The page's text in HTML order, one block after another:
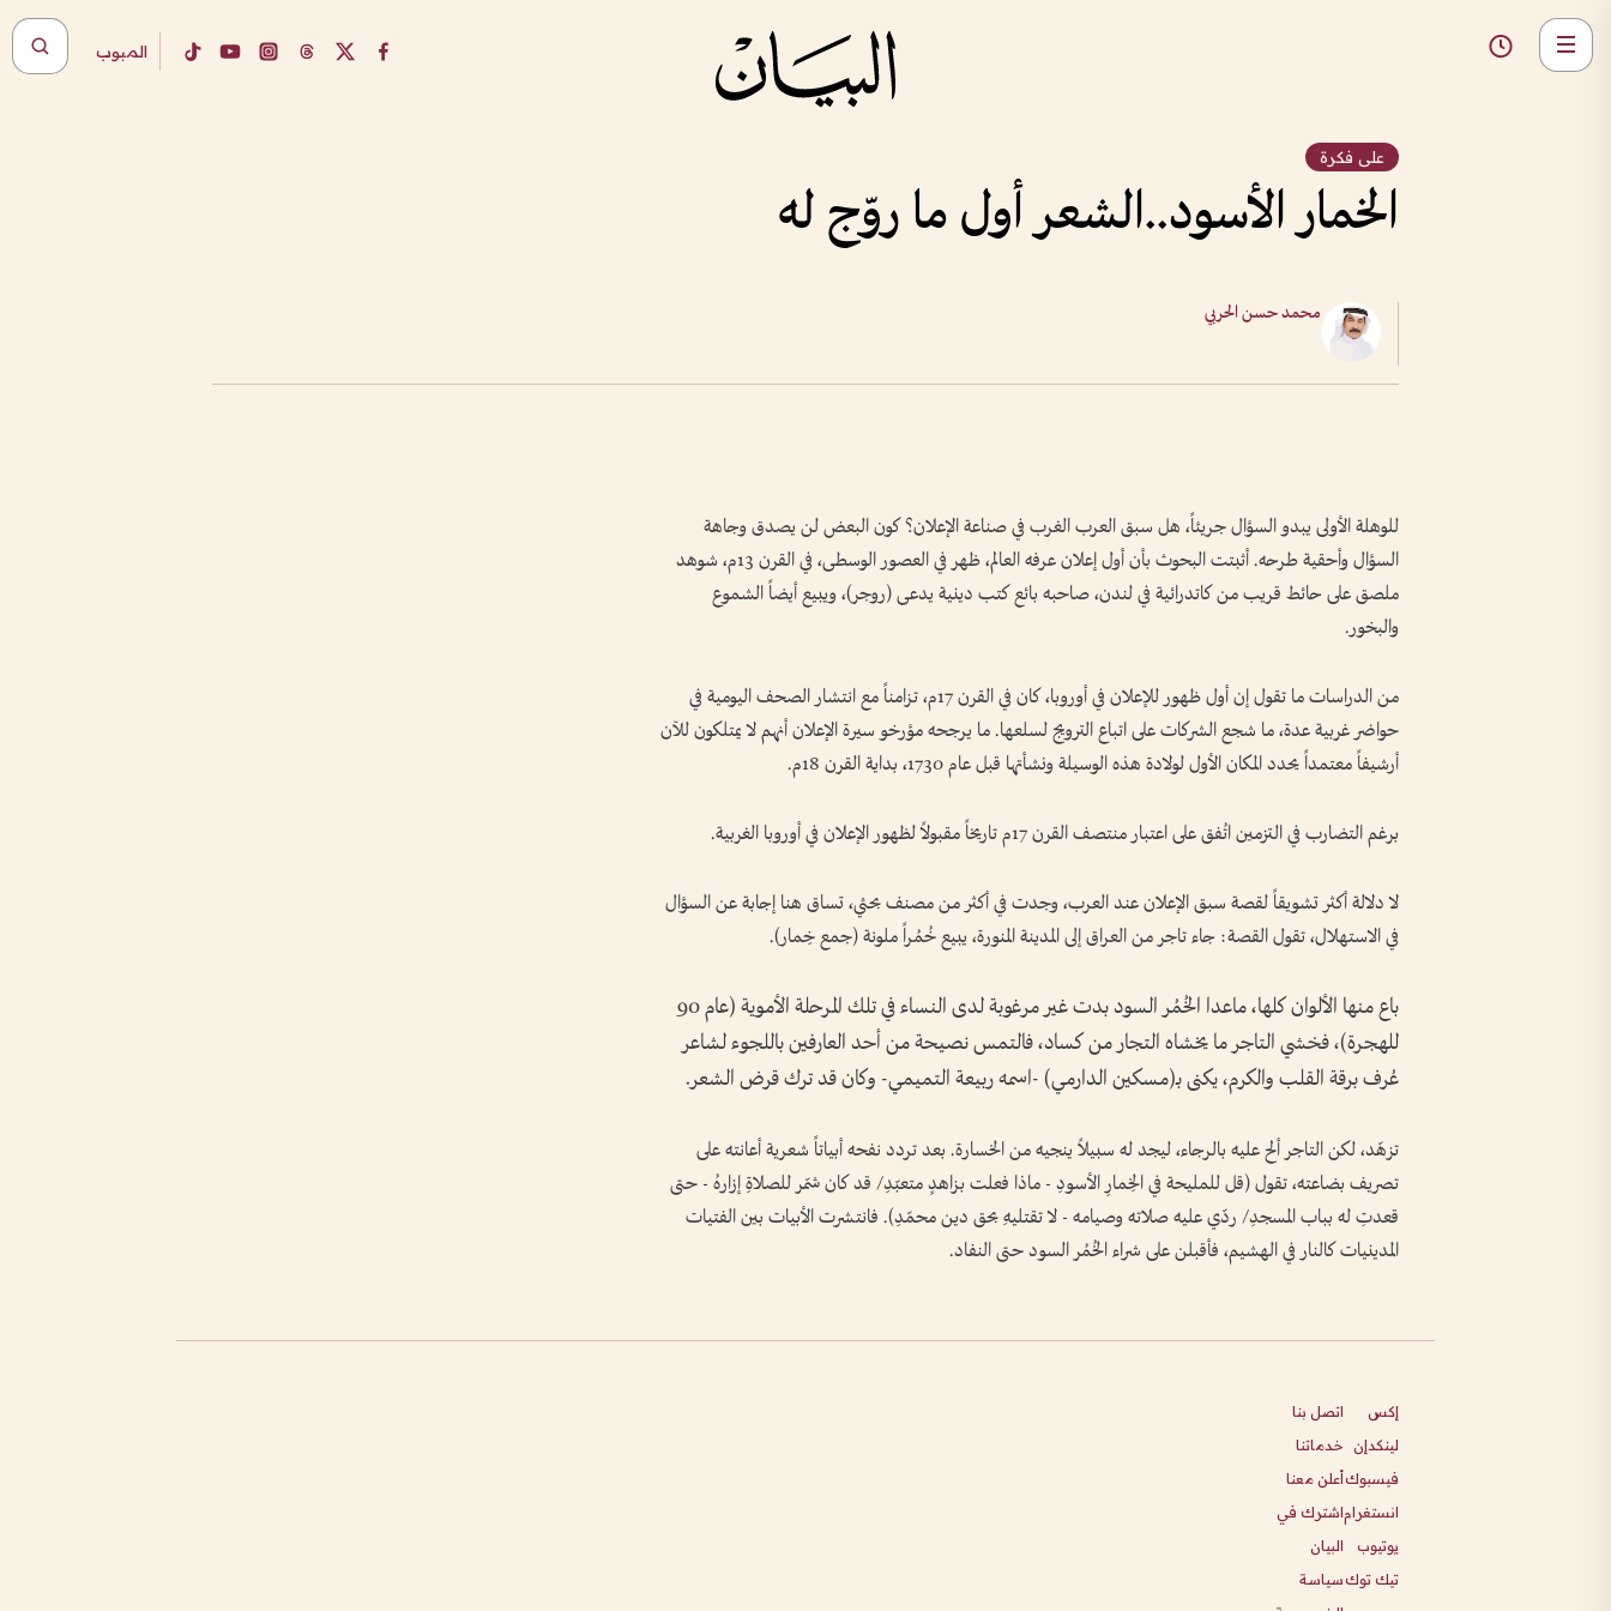
المبوب
على فكرة
الخمار الأسود..الشعر أول ما روّج له
محمد حسن الحربي
للوهلة الأولى يبدو السؤال جريئاً، هل سبق العرب الغرب في صناعة الإعلان؟ كون البعض لن يصدق وجاهة
السؤال وأحقية طرحه. أثبتت البحوث بأن أول إعلان عرفه العالم، ظهر في العصور الوسطى، في القرن 13م، شوهد
ملصق على حائط قريب من كاتدرائية في لندن، صاحبه بائع كتب دينية يدعى (روجر)، ويبيع أيضاً الشموع
والبخور.
من الدراسات ما تقول إن أول ظهور للإعلان في أوروبا، كان في القرن 17م، تزامناً مع انتشار الصحف اليومية في
حواضر غربية عدة، ما شجع الشركات على اتباع الترويج لسلعها. ما يرجحه مؤرخو سيرة الإعلان أنهم لا يمتلكون للآن
أرشيفاً معتمداً يحدد المكان الأول لولادة هذه الوسيلة ونشأتها قبل عام 1730، بداية القرن 18م.
برغم التضارب في التزمين اتُفق على اعتبار منتصف القرن 17م تاريخاً مقبولاً لظهور الإعلان في أوروبا الغربية.
لا دلالة أكثر تشويقاً لقصة سبق الإعلان عند العرب، وجدت في أكثر من مصنف بحثي، تساق هنا إجابة عن السؤال
في الاستهلال، تقول القصة: جاء تاجر من العراق إلى المدينة المنورة، يبيع خُمُراً ملونة (جمع خِمار).
باع منها الألوان كلها، ماعدا الخُمُر السود بدت غير مرغوبة لدى النساء في تلك المرحلة الأموية (عام 90
للهجرة)، فخشي التاجر ما يخشاه التجار من كساد، فالتمس نصيحة من أحد العارفين باللجوء لشاعر
عُرف برقة القلب والكرم، يكنى بـ(مسكين الدارمي) -اسمه ربيعة التميمي- وكان قد ترك قرض الشعر.
تزهّد، لكن التاجر ألح عليه بالرجاء، ليجد له سبيلاً ينجيه من الخسارة. بعد تردد نفحه أبياتاً شعرية أعانته على
تصريف بضاعته، تقول (قل للمليحة في الخِمارِ الأسودِ - ماذا فعلت بزاهدٍ متعبّدِ/ قد كان شمّر للصلاةِ إزارهُ - حتى
قعدتِ له بباب المسجدِ/ ردّي عليه صلاته وصيامه - لا تقتليهِ بحق دين محمّدِ). فانتشرت الأبيات بين الفتيات
المدينيات كالنار في الهشيم، فأقبلن على شراء الخُمُر السود حتى النفاد.
إكس
لينكدإن
فيسبوك
انستغرام
يوتيوب
تيك توك
اتصل بنا
خدماتنا
أعلن معنا
اشترك في
البيان
سياسة